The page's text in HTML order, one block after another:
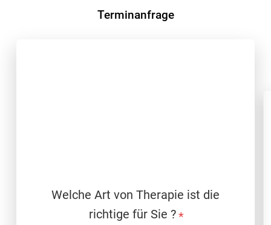
Terminanfrage
Welche Art von Therapie ist die
richtige für Sie ?*